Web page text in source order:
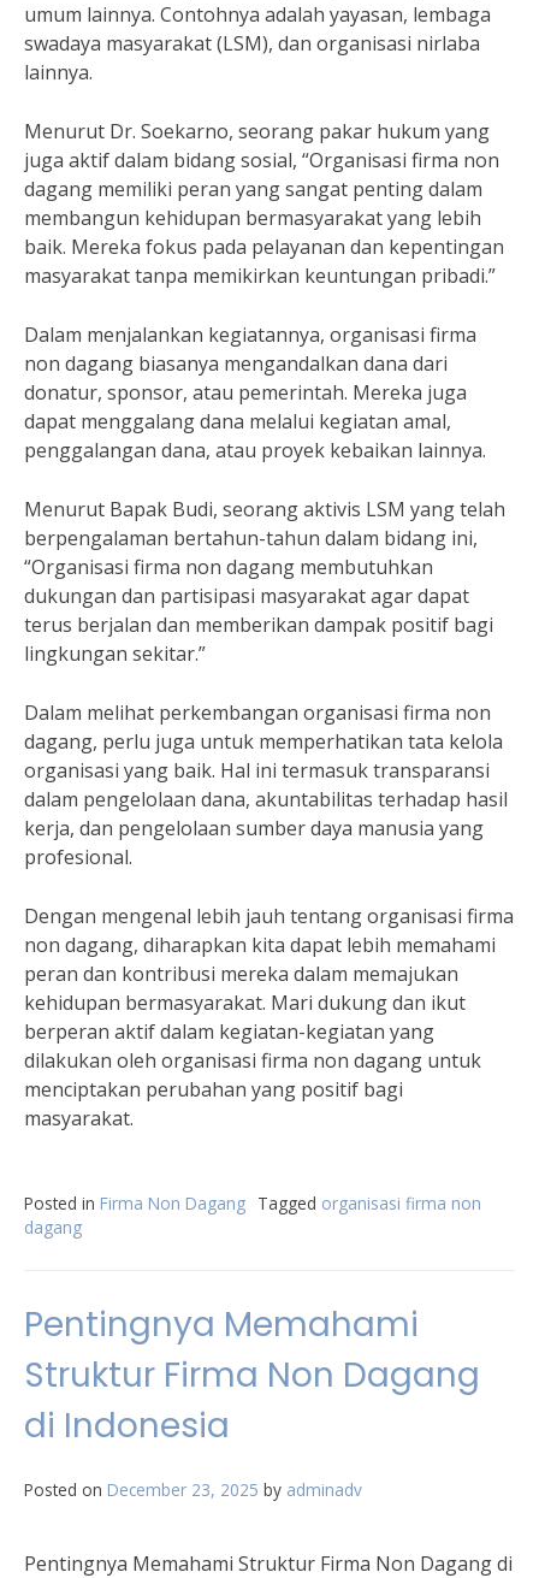
umum lainnya. Contohnya adalah yayasan, lembaga
swadaya masyarakat (LSM), dan organisasi nirlaba
lainnya.
Menurut Dr. Soekarno, seorang pakar hukum yang
juga aktif dalam bidang sosial, “Organisasi firma non
dagang memiliki peran yang sangat penting dalam
membangun kehidupan bermasyarakat yang lebih
baik. Mereka fokus pada pelayanan dan kepentingan
masyarakat tanpa memikirkan keuntungan pribadi.”
Dalam menjalankan kegiatannya, organisasi firma
non dagang biasanya mengandalkan dana dari
donatur, sponsor, atau pemerintah. Mereka juga
dapat menggalang dana melalui kegiatan amal,
penggalangan dana, atau proyek kebaikan lainnya.
Menurut Bapak Budi, seorang aktivis LSM yang telah
berpengalaman bertahun-tahun dalam bidang ini,
“Organisasi firma non dagang membutuhkan
dukungan dan partisipasi masyarakat agar dapat
terus berjalan dan memberikan dampak positif bagi
lingkungan sekitar.”
Dalam melihat perkembangan organisasi firma non
dagang, perlu juga untuk memperhatikan tata kelola
organisasi yang baik. Hal ini termasuk transparansi
dalam pengelolaan dana, akuntabilitas terhadap hasil
kerja, dan pengelolaan sumber daya manusia yang
profesional.
Dengan mengenal lebih jauh tentang organisasi firma
non dagang, diharapkan kita dapat lebih memahami
peran dan kontribusi mereka dalam memajukan
kehidupan bermasyarakat. Mari dukung dan ikut
berperan aktif dalam kegiatan-kegiatan yang
dilakukan oleh organisasi firma non dagang untuk
menciptakan perubahan yang positif bagi
masyarakat.
Posted in Firma Non Dagang Tagged organisasi firma non
dagang
Pentingnya Memahami
Struktur Firma Non Dagang
di Indonesia
Posted on December 23, 2025 by adminadv
Pentingnya Memahami Struktur Firma Non Dagang di